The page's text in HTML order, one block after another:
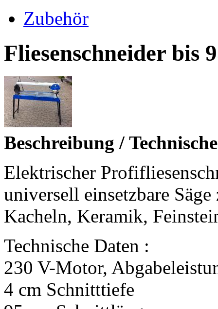
Zubehör
Fliesenschneider bis
Beschreibung /
Elektrischer
universell einsetzbare
Kacheln, Keramik,
Technische Daten :
230 V-Motor,
4 cm Schnitttiefe